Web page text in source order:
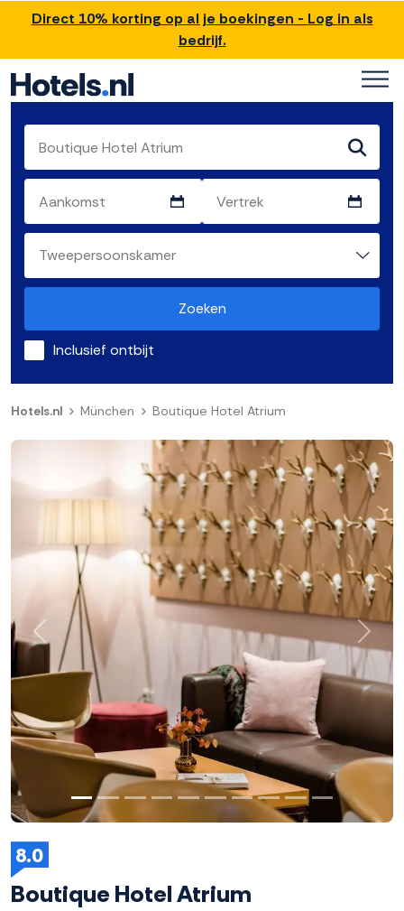
Direct 10% korting op al je boekingen - Log in als
bedrijf.
Zoeken
Inclusief ontbijt
Hotels.nl München Boutique Hotel Atrium
8.0
Boutique Hotel Atrium